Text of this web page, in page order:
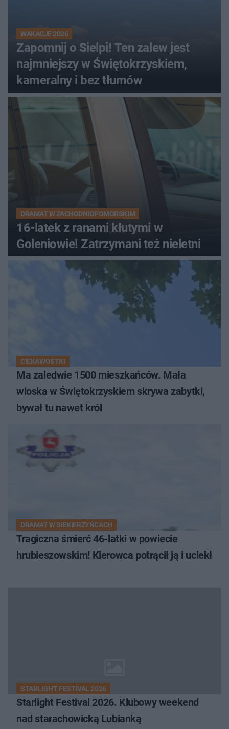
WAKACJE 2026
Zapomnij o Sielpi! Ten zalew jest
najmniejszy w Świętokrzyskiem,
kameralny i bez tłumów
DRAMAT W ZACHODNIOPOMORSKIM
16-latek z ranami kłutymi w
Goleniowie! Zatrzymani też nieletni
CIEKAWOSTKI
Ma zaledwie 1500 mieszkańców. Mała
wioska w Świętokrzyskiem skrywa zabytki,
bywał tu nawet król
DRAMAT W SIEKIERZYŃCACH
Tragiczna śmierć 46-latki w powiecie
hrubieszowskim! Kierowca potrącił ją i uciekł
STARLIGHT FESTIVAL 2026
Starlight Festival 2026. Klubowy weekend
nad starachowicką Lubianką